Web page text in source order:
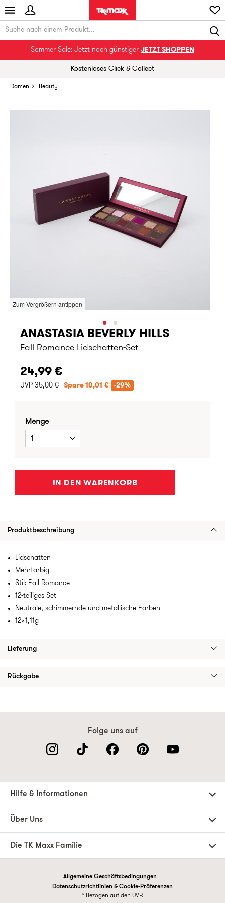
Sommer Sale: Jetzt noch günstiger JETZT SHOPPEN
Kostenloses Click & Collect
Damen Beauty
Zum Vergrößern antippen
ANASTASIA BEVERLY HILLS
Fall Romance Lidschatten-Set
24,99 €
UVP 35,00 € Spare 10,01 € -29%
Menge
1
IN DEN WARENKORB
Produktbeschreibung
Lidschatten
Mehrfarbig
Stil: Fall Romance
12-teiliges Set
Neutrale, schimmernde und metallische Farben
12x1,11g
Lieferung
Rückgabe
Folge uns auf
Hilfe & Informationen
Über Uns
Die TK Maxx Familie
Allgemeine Geschäftsbedingungen
Datenschutzrichtlinien & Cookie-Präferenzen
* Bezogen auf den UVP.